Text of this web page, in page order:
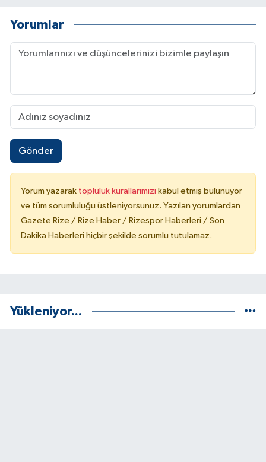
Yorumlar
Gönder
Yorum yazarak topluluk kurallarımızı kabul etmiş bulunuyor
ve tüm sorumluluğu üstleniyorsunuz. Yazılan yorumlardan
Gazete Rize / Rize Haber / Rizespor Haberleri / Son
Dakika Haberleri hiçbir şekilde sorumlu tutulamaz.
Yükleniyor...